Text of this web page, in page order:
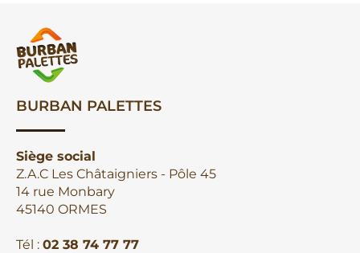
BURBAN PALETTES
Siège social
Z.A.C Les Châtaigniers - Pôle 45
14 rue Monbary
45140 ORMES
Tél : 02 38 74 77 77